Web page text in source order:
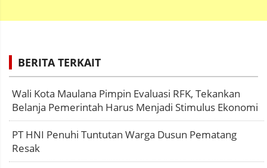
BERITA TERKAIT
Wali Kota Maulana Pimpin Evaluasi RFK, Tekankan
Belanja Pemerintah Harus Menjadi Stimulus Ekonomi
PT HNI Penuhi Tuntutan Warga Dusun Pematang
Resak